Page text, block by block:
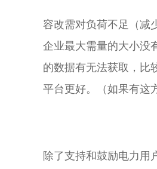
容改需对负荷不足（减
企业最大需量的大小没
的数据有无法获取，比
平台更好。（如果有这
除了支持和鼓励电力用